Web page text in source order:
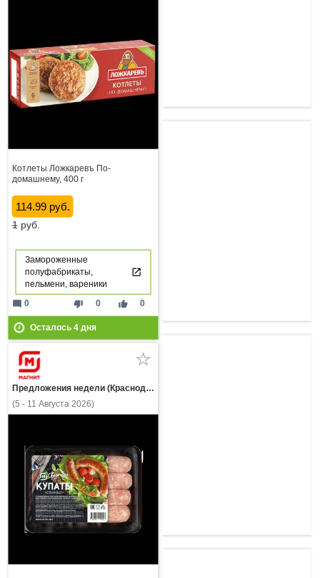
Котлеты Ложкаревъ По-
домашнему, 400 г
114.99 руб.
1руб.
Замороженные
полуфабрикаты,
пельмени, вареники
thumb_down 0 thumb_up 0
mode_comment 0
Осталось 4дня
Предложения недели (Краснодарский край)
(5 - 11 Августа 2026)